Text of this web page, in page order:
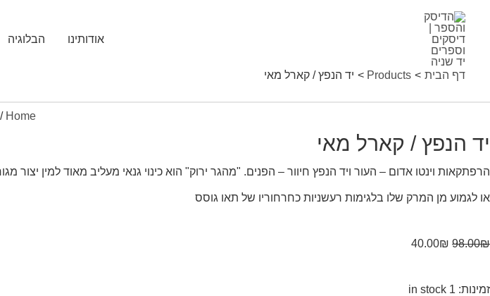
אודותינו הבלוגיה
דף הבית Products יד הנפץ / קארל מאי
Sale!
Home
/
יד הנפץ / קארל מאי
הרפתקאות וינטו אדום – העור ויד הנפץ חיוור – הפנים. "מהגר ירוק" הוא כינוי גנאי מעליב מאוד למין
או לגמוע מן המרק שלו בלגימות רעשניות כחרחוריו של תאו גוסס
98.00₪
40.00₪
זמינות: 1 in stock
quantity